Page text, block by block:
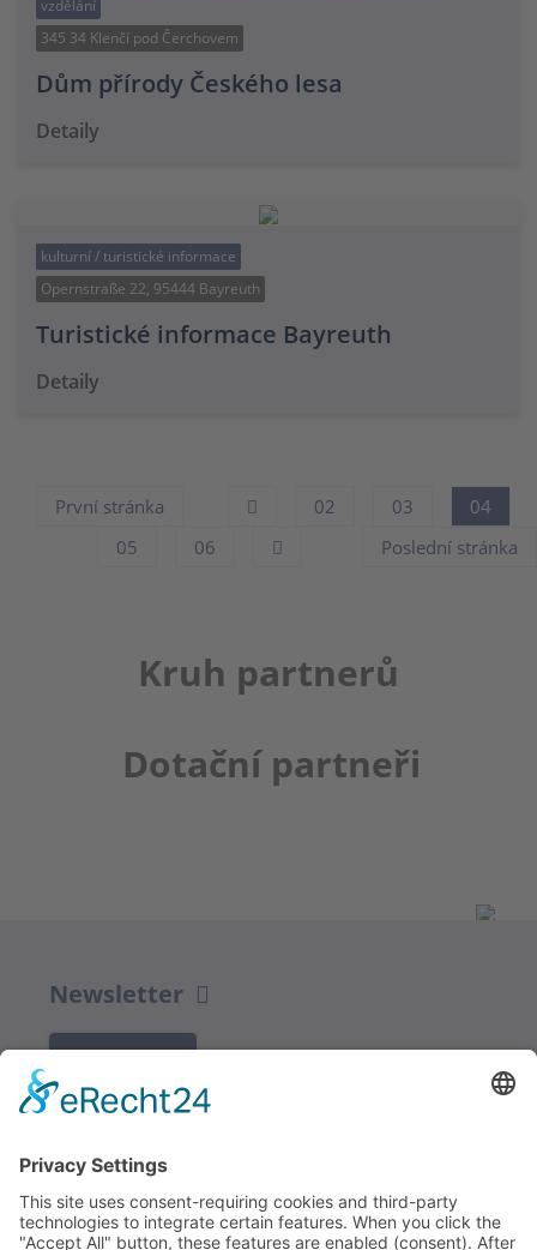
vzdělání
345 34 Klenčí pod Čerchovem
Dům přírody Českého lesa
Detaily
kulturní / turistické informace
Opernstraße 22, 95444 Bayreuth
Turistické informace Bayreuth
Detaily
První stránka 02 03
04
05
06 Poslední stránka
Kruh partnerů
Dotační partneři
Newsletter
Redakce bbkult.net
Centrum Bavaria Bohemia (CeBB)
Dr. Veronika Hofinger